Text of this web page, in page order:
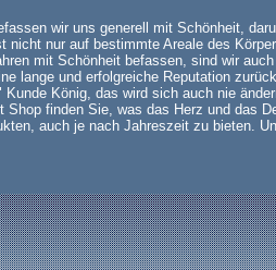
wir uns generell mit Schönheit,
nicht nur auf bestimmte Areale des
mit Schönheit befassen, sind wir
lange und erfolgreiche Reputation
Kunde König, das wird sich auch nie
Shop finden Sie, was das Herz und das
auch je nach Jahreszeit zu bieten.